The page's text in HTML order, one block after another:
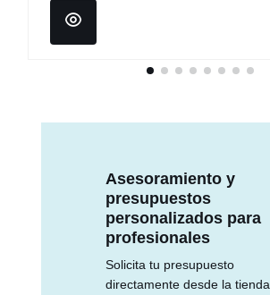
Asesoramiento y
presupuestos
personalizados para
profesionales
Solicita tu presupuesto
directamente desde la tienda